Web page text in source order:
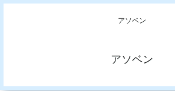
アソベン
アソベン